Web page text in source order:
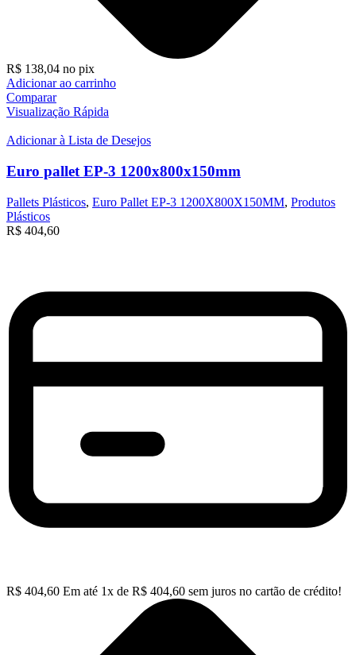
R$ 138,04 no pix
Adicionar ao carrinho
Comparar
Visualização Rápida
Adicionar à Lista de Desejos
Euro pallet EP-3 1200x800x150mm
Pallets Plásticos, Euro Pallet EP-3 1200X800X150MM, Produtos
Plásticos
R$ 404,60
R$ 404,60 Em até 1x de R$ 404,60 sem juros no cartão de crédito!